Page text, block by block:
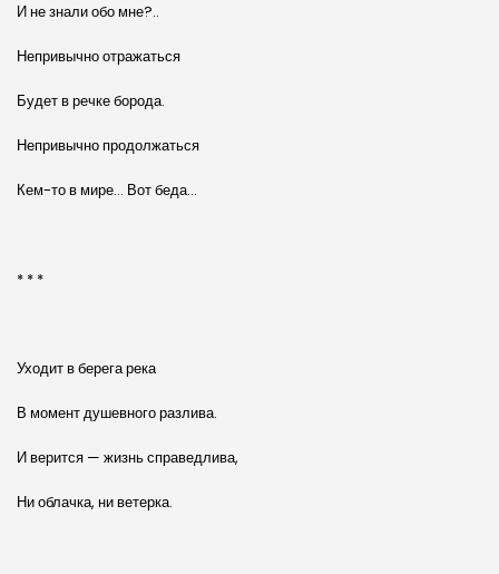
И не знали обо мне?..
Непривычно отражаться
Будет в речке борода.
Непривычно продолжаться
Кем-то в мире… Вот беда…
* * *
Уходит в берега река
В момент душевного разлива.
И верится — жизнь справедлива,
Ни облачка, ни ветерка.